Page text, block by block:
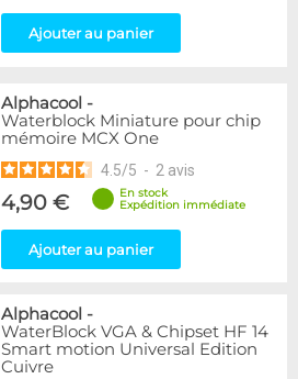
Ajouter au panier
Alphacool -
Waterblock Miniature pour chip
mémoire MCX One
4.5/5 - 2 avis
4,90 €
En stock
Expédition immédiate
Ajouter au panier
Alphacool -
WaterBlock VGA & Chipset HF 14
Smart motion Universal Edition
Cuivre